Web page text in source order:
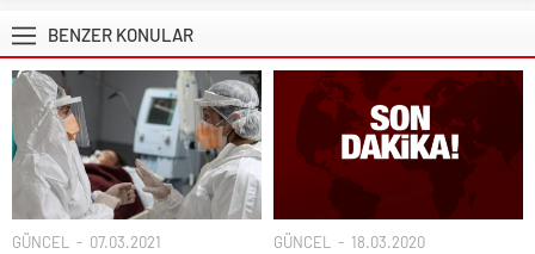
BENZER KONULAR
GÜNCEL 07.03.2021 GÜNCEL 18.03.2020